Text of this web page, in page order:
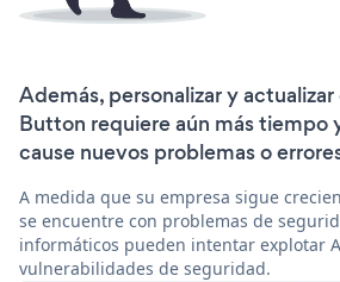
Además, personalizar y
Button requiere aún más tiempo
cause nuevos problemas o
A medida que su empresa sigue
se encuentre con problemas de
informáticos pueden intentar explotar
vulnerabilidades de seguridad.